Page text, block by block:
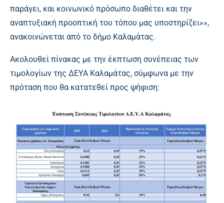
παράγει, και κοινωνικό πρόσωπο διαθέτει και την
αναπτυξιακή προοπτική του τόπου μας υποστηρίζει»»,
ανακοινώνεται από το δήμο Καλαμάτας.
Ακολουθεί πίνακας με την έκπτωση συνέπειας των
τιμολογίων της ΔΕΥΑ Καλαμάτας, σύμφωνα με την
πρόταση που θα κατατεθεί προς ψήφιση: